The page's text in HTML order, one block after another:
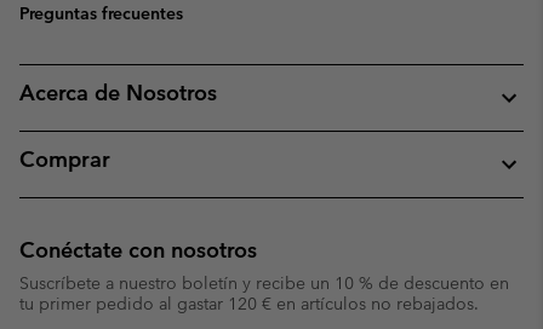
Preguntas frecuentes
Acerca de Nosotros
Comprar
Conéctate con nosotros
Suscríbete a nuestro boletín y recibe un 10 % de descuento en
tu primer pedido al gastar 120 € en artículos no rebajados.